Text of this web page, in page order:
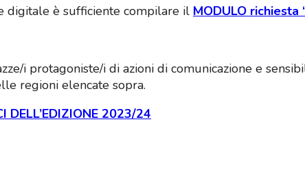
digitale è sufficiente compilare il MODULO richiesta
i protagoniste/i di azioni di comunicazione e
regioni elencate sopra.
DELL’EDIZIONE 2023/24